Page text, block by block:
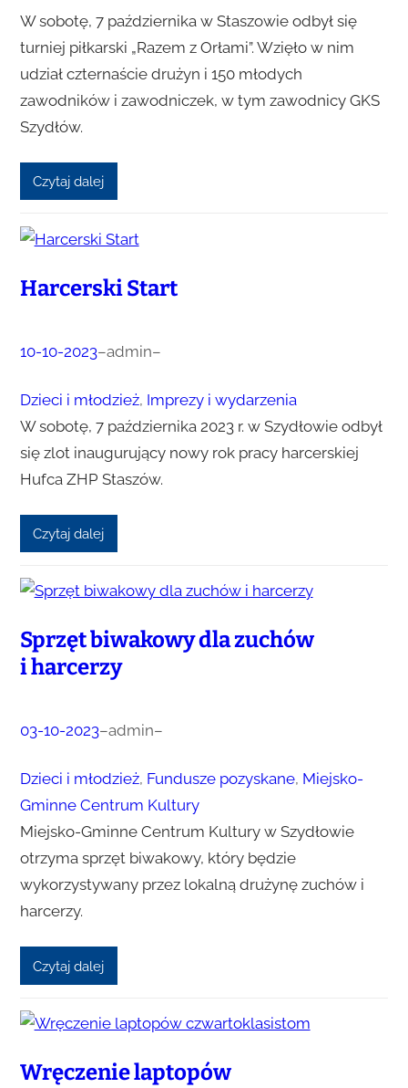
W sobotę, 7 października w Staszowie odbył się
turniej piłkarski „Razem z Orłami”. Wzięło w nim
udział czternaście drużyn i 150 młodych
zawodników i zawodniczek, w tym zawodnicy GKS
Szydłów.
Czytaj dalej
Harcerski Start
10-10-2023–admin–
Dzieci i młodzież, Imprezy i wydarzenia
W sobotę, 7 października 2023 r. w Szydłowie odbył
się zlot inaugurujący nowy rok pracy harcerskiej
Hufca ZHP Staszów.
Czytaj dalej
Sprzęt biwakowy dla zuchów
i harcerzy
03-10-2023–admin–
Dzieci i młodzież, Fundusze pozyskane, Miejsko-
Gminne Centrum Kultury
Miejsko-Gminne Centrum Kultury w Szydłowie
otrzyma sprzęt biwakowy, który będzie
wykorzystywany przez lokalną drużynę zuchów i
harcerzy.
Czytaj dalej
Wręczenie laptopów